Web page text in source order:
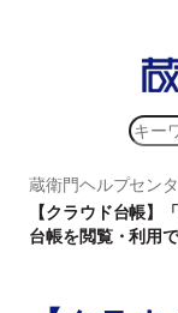
ッ
プ
検
蔵衛門ヘルプセン
【クラウド台帳】
台帳を閲覧・利用